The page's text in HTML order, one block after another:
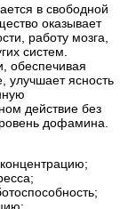
в свободной
оказывает
работу мозга,
систем.
обеспечивая
ясность
действие без
дофамина.